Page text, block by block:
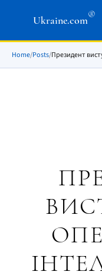
Ukraine.com®
Home/Posts/Президент